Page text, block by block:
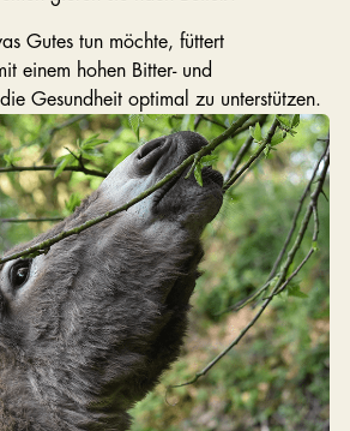
Gutes tun möchte, füttert
einem hohen Bitter- und
Gesundheit optimal zu unterstützen.